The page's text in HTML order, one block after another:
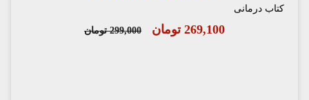
کتاب درمانی
269,100 تومان 299,000 تومان